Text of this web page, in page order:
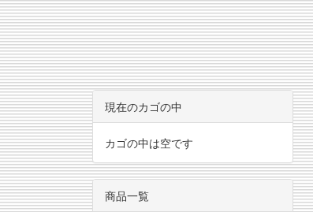
現在のカゴの中
カゴの中は空です
商品一覧